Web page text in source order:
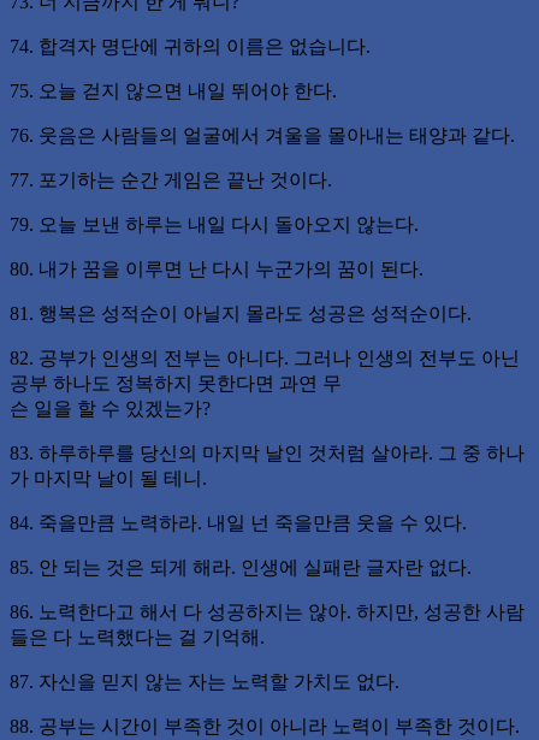
74. 합격자 명단에 귀하의 이름은 없습니다.
75. 오늘 걷지 않으면 내일 뛰어야 한다.
76. 웃음은 사람들의 얼굴에서 겨울을 몰아내는 태양과 같다.
77. 포기하는 순간 게임은 끝난 것이다.
79. 오늘 보낸 하루는 내일 다시 돌아오지 않는다.
80. 내가 꿈을 이루면 난 다시 누군가의 꿈이 된다.
81. 행복은 성적순이 아닐지 몰라도 성공은 성적순이다.
82. 공부가 인생의 전부는 아니다. 그러나 인생의 전부도 아닌
공부 하나도 정복하지 못한다면 과연 무
슨 일을 할 수 있겠는가?
83. 하루하루를 당신의 마지막 날인 것처럼 살아라. 그 중 하나
가 마지막 날이 될 테니.
84. 죽을만큼 노력하라. 내일 넌 죽을만큼 웃을 수 있다.
85. 안 되는 것은 되게 해라. 인생에 실패란 글자란 없다.
86. 노력한다고 해서 다 성공하지는 않아. 하지만, 성공한 사람
들은 다 노력했다는 걸 기억해.
87. 자신을 믿지 않는 자는 노력할 가치도 없다.
88. 공부는 시간이 부족한 것이 아니라 노력이 부족한 것이다.